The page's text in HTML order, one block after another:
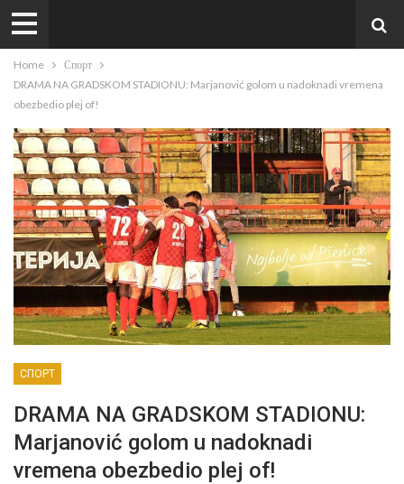
Home
Спорт
DRAMA NA GRADSKOM STADIONU: Marjanović golom u nadoknadi vremena
obezbedio plej of!
СПОРТ
DRAMA NA GRADSKOM STADIONU:
Marjanović golom u nadoknadi
vremena obezbedio plej of!